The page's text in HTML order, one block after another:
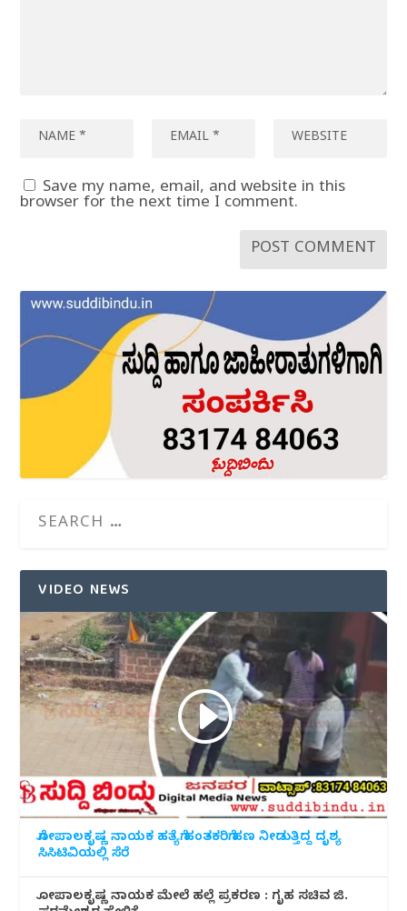
Save my name, email, and website in this
browser for the next time I comment.
VIDEO NEWS
ಗೋಪಾಲಕೃಷ್ಣ ನಾಯಕ ಹತ್ಯೆಗೆ ಹಂತಕರಿಗೆ ಹಣ ನೀಡುತ್ತಿದ್ದ ದೃಶ್ಯ
ಸಿಸಿಟಿವಿಯಲ್ಲಿ ಸೆರೆ
ಗೋಪಾಲಕೃಷ್ಣ ನಾಯಕ ಮೇಲೆ ಹಲ್ಲೆ ಪ್ರಕರಣ : ಗೃಹ ಸಚಿವ ಜಿ.